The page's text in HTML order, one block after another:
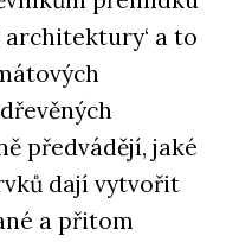
architektury‘ a to
předvádějí, jaké
dají vytvořit
a přitom